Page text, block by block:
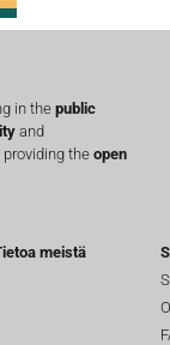
in the public
and
the open
meistä